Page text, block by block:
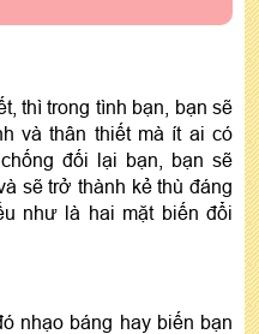
thì trong tình bạn, bạn sẽ
và thân thiết mà ít ai có
đối lại bạn, bạn sẽ
sẽ trở thành kẻ thù đáng
như là hai mặt biến đổi
nhạo báng hay biến bạn